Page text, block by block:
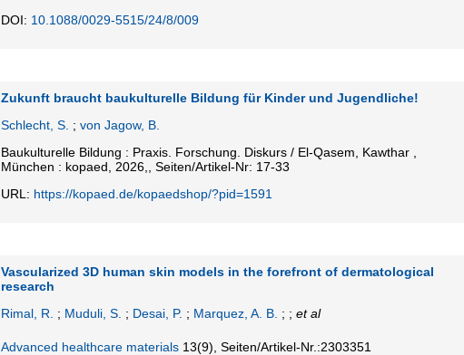
DOI: 10.1088/0029-5515/24/8/009
Zukunft braucht baukulturelle Bildung für Kinder und Jugendliche!
Schlecht, S. ; von Jagow, B.
Baukulturelle Bildung : Praxis. Forschung. Diskurs / El-Qasem, Kawthar ,
München : kopaed, 2026,, Seiten/Artikel-Nr: 17-33
URL: https://kopaed.de/kopaedshop/?pid=1591
Vascularized 3D human skin models in the forefront of dermatological
research
Rimal, R.
; Muduli, S. ; Desai, P. ; Marquez, A. B. ; ; et al
Advanced healthcare materials 13(9) Seiten/Artikel-Nr.:2303351